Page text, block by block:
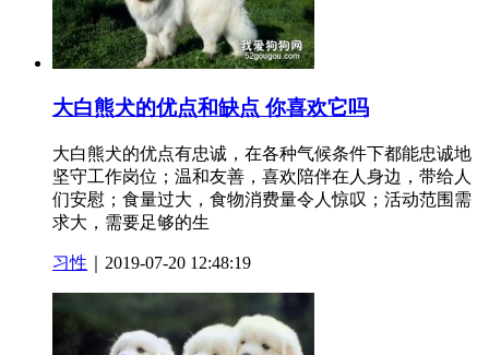
大白熊犬的优点和缺点 你喜欢它吗
大白熊犬的优点有忠诚，在各种气候条件下都能忠诚地
坚守工作岗位；温和友善，喜欢陪伴在人身边，带给人
们安慰；食量过大，食物消费量令人惊叹；活动范围需
求大，需要足够的生
习性 ｜2019-07-20 12:48:19